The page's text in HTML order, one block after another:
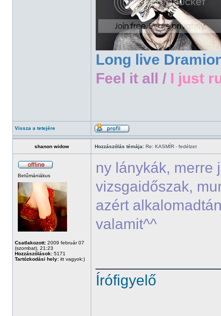
Long live
Feel it all / I just
Vissza a tetejére
shanon widow Hozzászólás témája: Re: KASMÍR - fedélzet
Betűmániákus
Csatlakozott: 2009 február 07
(szombat), 21:23
Hozzászólások: 5171
Tartózkodási hely: itt vagyok:)
ny lánykák, merre
vizsgaidőszak,
azért
valamit^^
Írófigyelő